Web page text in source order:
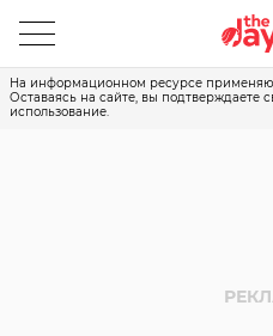
На информационном ресурсе
Оставаясь на сайте, вы подтверждаете
использование.